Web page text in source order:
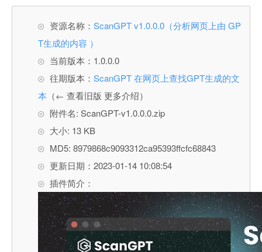
资源名称： ScanGPT v1.0.0.0（分析网页上由 GP
T生成的内容 ）
当前版本：1.0.0.0
往期版本： ScanGPT 在网页上查找GPT生成的文
本 （← 查看旧版 更多介绍）
附件名: ScanGPT-v1.0.0.0.zip
大小: 13 KB
MD5: 8979868c9093312ca95393ffcfc68843
更新日期：2023-01-14 10:08:54
插件简介：